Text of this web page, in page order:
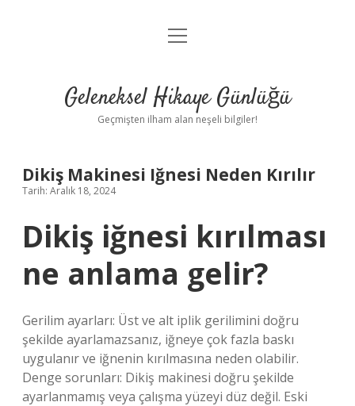
Anasayfa
Yasal Uyarı
menüyü
Geleneksel Hikaye Günlüğü
Geçmişten ilham alan neşeli bilgiler!
Dikiş Makinesi Iğnesi Neden Kırılır
Tarih: Aralık 18, 2024
Dikiş iğnesi kırılması
ne anlama gelir?
Gerilim ayarları: Üst ve alt iplik gerilimini doğru
şekilde ayarlamazsanız, iğneye çok fazla baskı
uygulanır ve iğnenin kırılmasına neden olabilir.
Denge sorunları: Dikiş makinesi doğru şekilde
ayarlanmamış veya çalışma yüzeyi düz değil. Eski